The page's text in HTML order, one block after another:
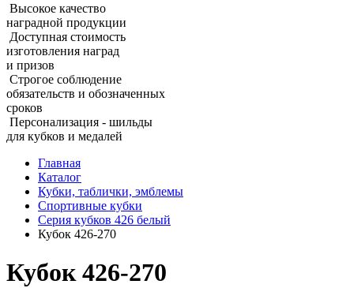
Высокое качество
наградной продукции
Доступная стоимость
изготовления наград
и призов
Строгое соблюдение
обязательств и обозначенных
сроков
Персонализация - шильды
для кубков и медалей
Главная
Каталог
Кубки, таблички, эмблемы
Спортивные кубки
Серия кубков 426 белый
Кубок 426‑270
Кубок 426‑270